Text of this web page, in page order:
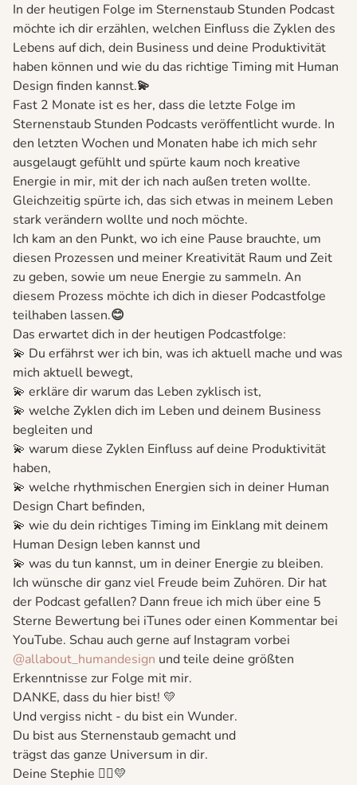
In der heutigen Folge im Sternenstaub Stunden Podcast
möchte ich dir erzählen, welchen Einfluss die Zyklen des
Lebens auf dich, dein Business und deine Produktivität
haben können und wie du das richtige Timing mit Human
Design finden kannst.💫
Fast 2 Monate ist es her, dass die letzte Folge im
Sternenstaub Stunden Podcasts veröffentlicht wurde. In
den letzten Wochen und Monaten habe ich mich sehr
ausgelaugt gefühlt und spürte kaum noch kreative
Energie in mir, mit der ich nach außen treten wollte.
Gleichzeitig spürte ich, das sich etwas in meinem Leben
stark verändern wollte und noch möchte.
Ich kam an den Punkt, wo ich eine Pause brauchte, um
diesen Prozessen und meiner Kreativität Raum und Zeit
zu geben, sowie um neue Energie zu sammeln. An
diesem Prozess möchte ich dich in dieser Podcastfolge
teilhaben lassen.😊
Das erwartet dich in der heutigen Podcastfolge:
💫 Du erfährst wer ich bin, was ich aktuell mache und was
mich aktuell bewegt,
💫 erkläre dir warum das Leben zyklisch ist,
💫 welche Zyklen dich im Leben und deinem Business
begleiten und
💫 warum diese Zyklen Einfluss auf deine Produktivität
haben,
💫 welche rhythmischen Energien sich in deiner Human
Design Chart befinden,
💫 wie du dein richtiges Timing im Einklang mit deinem
Human Design leben kannst und
💫 was du tun kannst, um in deiner Energie zu bleiben.
Ich wünsche dir ganz viel Freude beim Zuhören. Dir hat
der Podcast gefallen? Dann freue ich mich über eine 5
Sterne Bewertung bei iTunes oder einen Kommentar bei
YouTube. Schau auch gerne auf Instagram vorbei
@allabout_humandesign und teile deine größten
Erkenntnisse zur Folge mit mir.
DANKE, dass du hier bist! 💛
Und vergiss nicht - du bist ein Wunder.
Du bist aus Sternenstaub gemacht und
trägst das ganze Universum in dir.
Deine Stephie 🙋‍♀️💛